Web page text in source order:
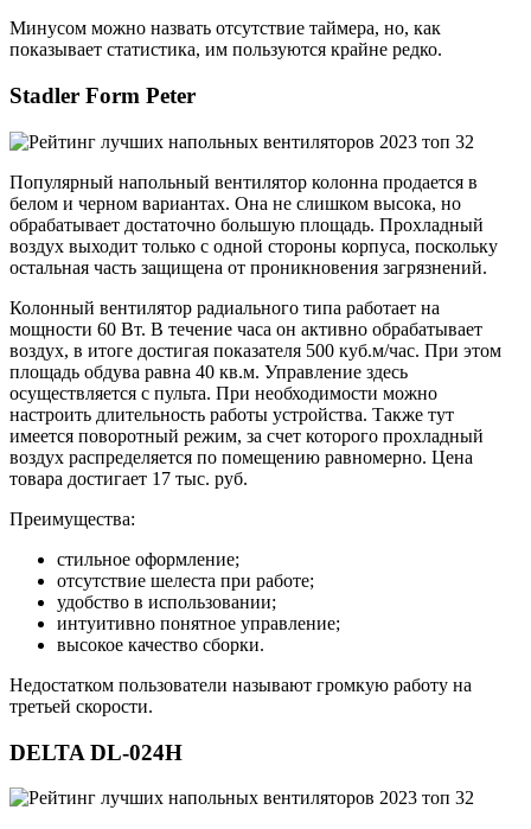
Минусом можно назвать отсутствие таймера, но, как
показывает статистика, им пользуются крайне редко.
Stadler Form Peter
Популярный напольный вентилятор колонна продается в
белом и черном вариантах. Она не слишком высока, но
обрабатывает достаточно большую площадь. Прохладный
воздух выходит только с одной стороны корпуса, поскольку
остальная часть защищена от проникновения загрязнений.
Колонный вентилятор радиального типа работает на
мощности 60 Вт. В течение часа он активно обрабатывает
воздух, в итоге достигая показателя 500 куб.м/час. При этом
площадь обдува равна 40 кв.м. Управление здесь
осуществляется с пульта. При необходимости можно
настроить длительность работы устройства. Также тут
имеется поворотный режим, за счет которого прохладный
воздух распределяется по помещению равномерно. Цена
товара достигает 17 тыс. руб.
Преимущества:
стильное оформление;
отсутствие шелеста при работе;
удобство в использовании;
интуитивно понятное управление;
высокое качество сборки.
Недостатком пользователи называют громкую работу на
третьей скорости.
DELTA DL-024H